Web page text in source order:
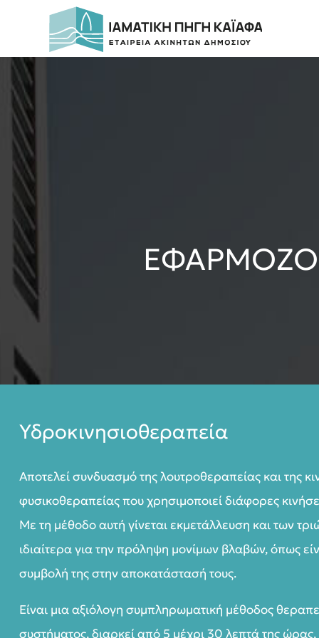
Υδροκινησιοθεραπεία
Αποτελεί συνδυασμό της λουτροθεραπείας και της
φυσικοθεραπείας που χρησιμοποιεί διάφορες
Με τη μέθοδο αυτή γίνεται εκμετάλλευση και των
ιδιαίτερα για την πρόληψη μονίμων βλαβών, όπως
συμβολή της στην αποκατάστασή τους.
Είναι μια αξιόλογη συμπληρωματική μέθοδος
συστήματος, διαρκεί από 5 μέχρι 30 λεπτά της